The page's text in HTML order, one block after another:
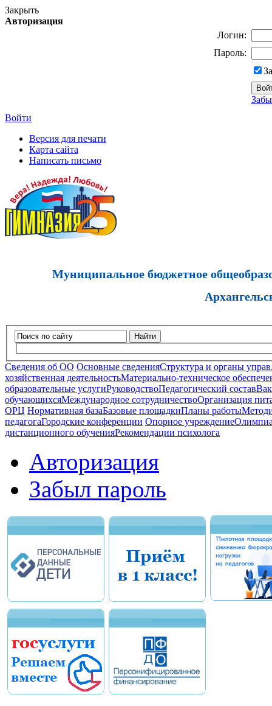
Закрыть
Авторизация
Логин:
Пароль:
Войти
Версия для печати
Карта сайта
Написать письмо
Муниципальное бюджетное
Найти
Сведения об ОО Основные сведенияСтруктура и органы
хозяйственная деятельностьМатериально-техническое
образовательные услугиРуководствоПедагогический состав
обучающихсяМеждународное сотрудничествоОрганизация
ОРЦ Нормативная базаБазовые площадкиПланы работы
педагогаГородские конференции Опорное учреждение
дистанционного обученияРекомендации психолога
Авторизация
Забыл пароль